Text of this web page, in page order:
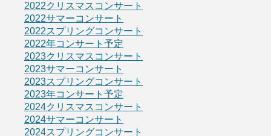
2022クリスマスコンサート
2022サマーコンサート
2022スプリングコンサート
2022年コンサート予定
2023クリスマスコンサート
2023サマーコンサート
2023スプリングコンサート
2023年コンサート予定
2024クリスマスコンサート
2024サマーコンサート
2024スプリングコンサート